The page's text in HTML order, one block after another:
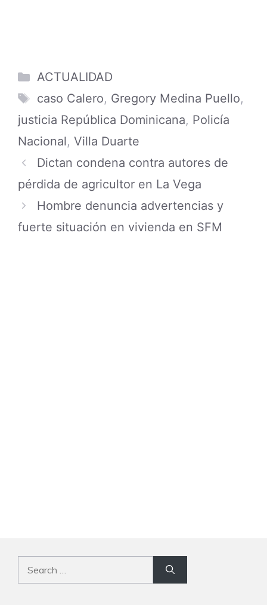
Categories
ACTUALIDAD
Tags
caso Calero, Gregory Medina Puello,
justicia República Dominicana, Policía
Nacional, Villa Duarte
Dictan condena contra autores de
pérdida de agricultor en La Vega
Hombre denuncia advertencias y
fuerte situación en vivienda en SFM
Search
for: